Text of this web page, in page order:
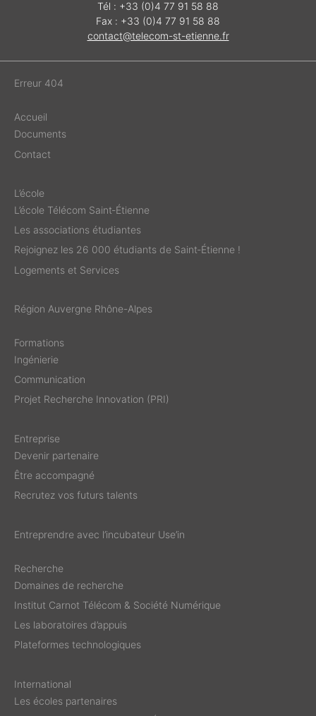
Tél : +33 (0)4 77 91 58 88
Fax : +33 (0)4 77 91 58 88
contact@telecom-st-etienne.fr
Erreur 404
Accueil
Documents
Contact
L’école
L’école Télécom Saint‑Étienne
Les associations étudiantes
Rejoignez les 26 000 étudiants de Saint‑Étienne !
Logements et Services
Région Auvergne Rhône-Alpes
Formations
Ingénierie
Communication
Projet Recherche Innovation (PRI)
Entreprise
Devenir partenaire
Être accompagné
Recrutez vos futurs talents
Entreprendre avec l’incubateur Use’in
Recherche
Domaines de recherche
Institut Carnot Télécom & Société Numérique
Les laboratoires d’appuis
Plateformes technologiques
International
Les écoles partenaires